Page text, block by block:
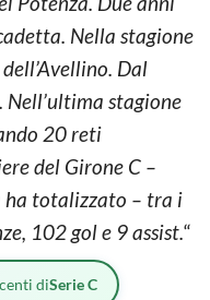
Nella stagione
Dal
stagione
20 reti
del Girone C –
ha totalizzato – tra i
102 gol e 9 assist.“
diSerie C